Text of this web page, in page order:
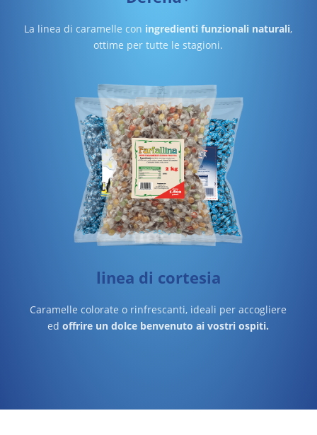
La linea di caramelle con ingredienti funzionali naturali,
ottime per tutte le stagioni.
linea di cortesia
Caramelle colorate o rinfrescanti, ideali per accogliere
edoffrire un dolce benvenuto ai vostri ospiti.